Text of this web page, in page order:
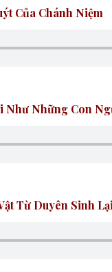
Của Chánh Niệm
Như Những Con
Từ Duyên Sinh